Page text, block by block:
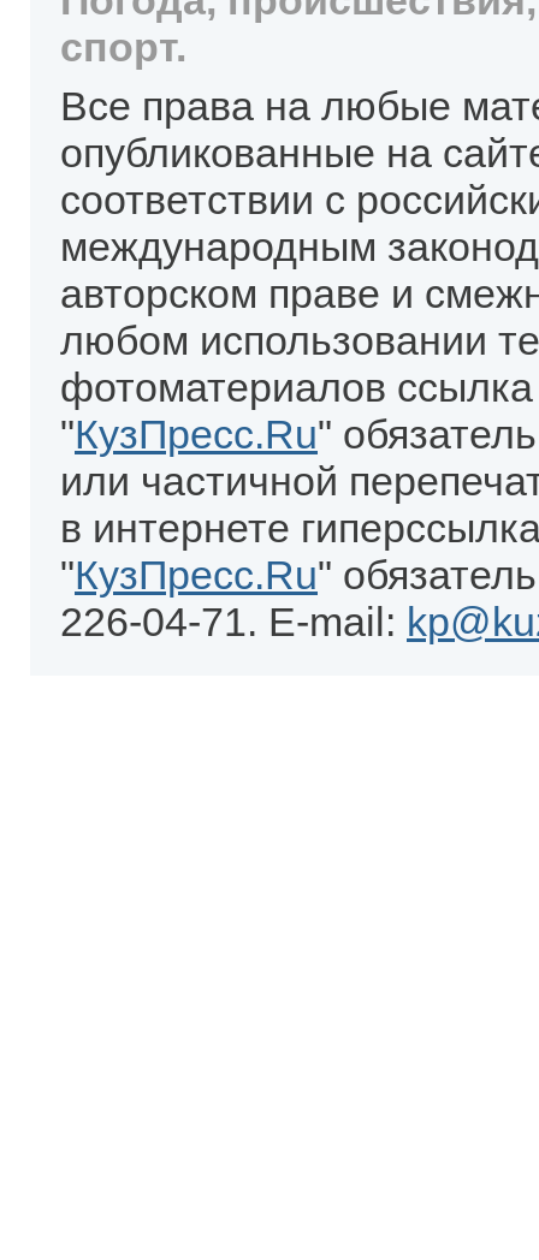
спорт.
Все права на любые
опубликованные на
соответствии с
международным
авторском праве и
любом использовании
фотоматериалов
"КузПресс.Ru"
или частичной
в интернете
"КузПресс.Ru"
226-04-71. E-mail: